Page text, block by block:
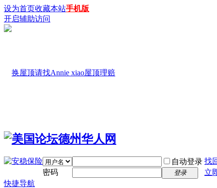
设为首页收藏本站手机版
开启辅助访问
自动登录 找
密码
登录
立
快捷导航